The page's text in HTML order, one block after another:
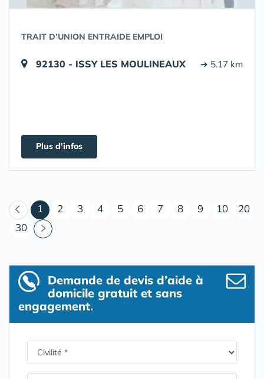
TRAIT D’UNION ENTRAIDE EMPLOI
92130 - ISSY LES MOULINEAUX ➔ 5.17 km
Plus d'infos
1 (courant)
2 3 4 5 6 7 8 9 10
20
30
Demande de devis d’aide à
domicile gratuit et sans
engagement.